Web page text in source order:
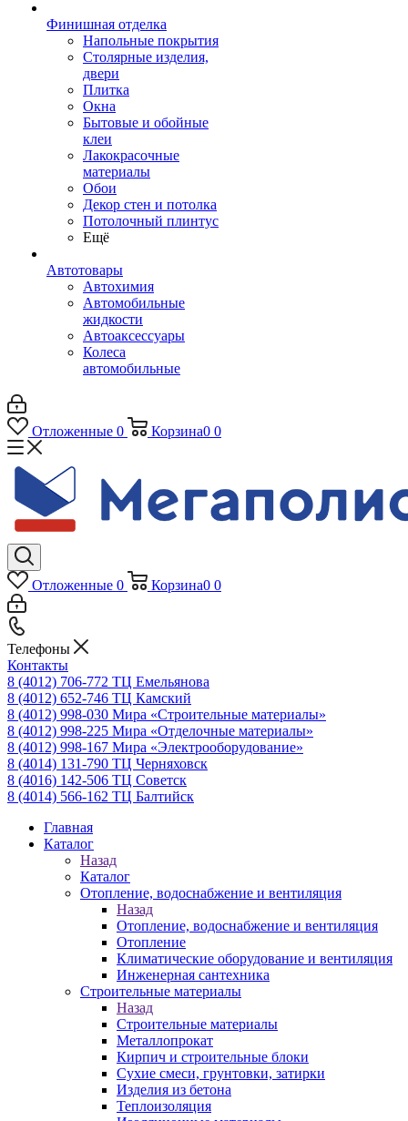
Финишная отделка
Напольные покрытия
Столярные изделия,
двери
Плитка
Окна
Бытовые и обойные
клеи
Лакокрасочные
материалы
Обои
Декор стен и потолка
Потолочный плинтус
Ещё
Автотовары
Автохимия
Автомобильные
жидкости
Автоаксессуары
Колеса
автомобильные
Отложенные 0 Корзина0 0
Отложенные 0 Корзина0 0
Телефоны
Контакты
8 (4012) 706-772 ТЦ Емельянова
8 (4012) 652-746 ТЦ Камский
8 (4012) 998-030 Мира «Строительные материалы»
8 (4012) 998-225 Мира «Отделочные материалы»
8 (4012) 998-167 Мира «Электрооборудование»
8 (4014) 131-790 ТЦ Черняховск
8 (4016) 142-506 ТЦ Советск
8 (4014) 566-162 ТЦ Балтийск
Главная
Каталог
Назад
Каталог
Отопление, водоснабжение и вентиляция
Назад
Отопление, водоснабжение и вентиляция
Отопление
Климатические оборудование и вентиляция
Инженерная сантехника
Строительные материалы
Назад
Строительные материалы
Металлопрокат
Кирпич и строительные блоки
Сухие смеси, грунтовки, затирки
Изделия из бетона
Теплоизоляция